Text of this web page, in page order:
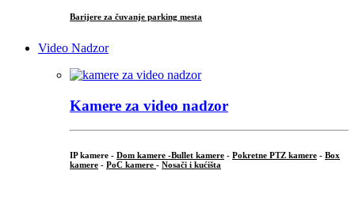
Barijere za čuvanje parking mesta
Video Nadzor
Kamere za video nadzor
IP kamere - Dom kamere -Bullet kamere - Pokretne PTZ kamere - Box
kamere - PoC kamere - Nosači i kućišta